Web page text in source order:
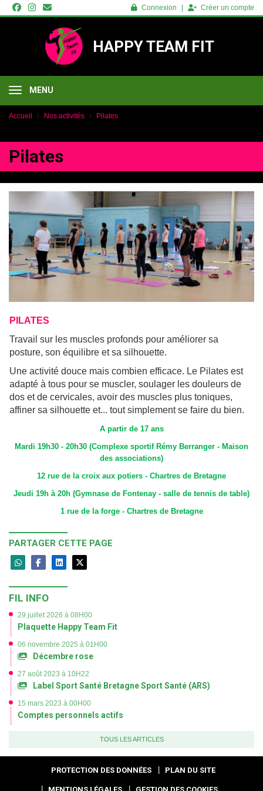
Connexion Créer un compte
HAPPY TEAM FIT
MENU
Accueil Nos activités Pilates
Pilates
PILATES
Travail sur les muscles profonds pour améliorer sa
posture, son équilibre et sa silhouette.
Une activité douce mais combien efficace. Le Pilates est
adapté à tous pour se muscler, soulager les douleurs de
dos et de cervicales, avoir des muscles plus toniques,
affiner sa silhouette et... tout simplement se faire du bien.
A partir de 17 ans
Mardi 19h30 - 20h30 (Complexe sportif Rémy Berranger - Maison
des associations)
12 rue de la croix aux potiers - Chartres de Bretagne
Jeudi 19h à 20h (Gymnase de Fontenay - salle de tennis de table)
1 rue de la forge - Chartres de Bretagne
PARTAGER CETTE PAGE
FIL INFO
29 juillet 2026 à 08H00
Plaquette Happy Team Fit
06 novembre 2025 à 01H00
Décembre rose
27 août 2023 à 10H22
Label Sport Santé Bretagne Sport Santé (ARS)
15 mars 2023 à 00H00
Comptes personnels actifs
TOUS LES ARTICLES
PROTECTION DES DONNÉES PLAN DU SITE
Panneau de gestion des cookies